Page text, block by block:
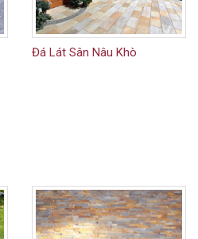
Đá Lát Sân Nâu Khò